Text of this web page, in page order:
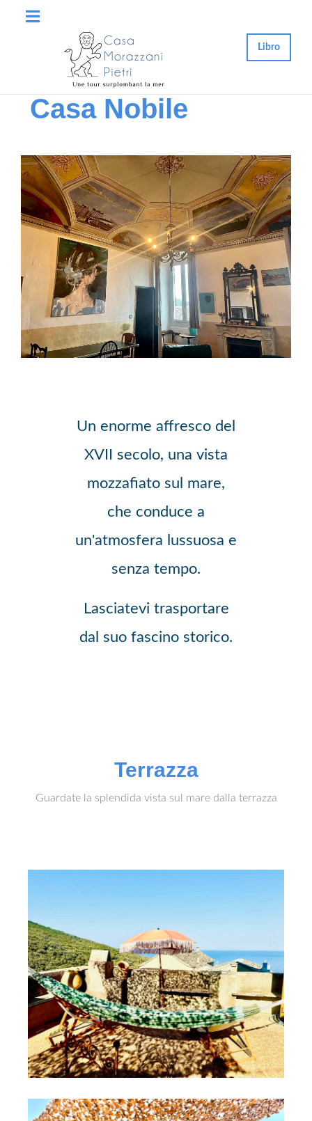
Libro
Casa Nobile
Un enorme affresco del
XVII secolo, una vista
mozzafiato sul mare,
che conduce a
un'atmosfera lussuosa e
senza tempo.
Lasciatevi trasportare
dal suo fascino storico.
Terrazza
Guardate la splendida vista sul mare dalla terrazza